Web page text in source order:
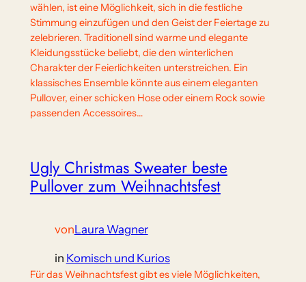
wählen, ist eine Möglichkeit, sich in die festliche
Stimmung einzufügen und den Geist der Feiertage zu
zelebrieren. Traditionell sind warme und elegante
Kleidungsstücke beliebt, die den winterlichen
Charakter der Feierlichkeiten unterstreichen. Ein
klassisches Ensemble könnte aus einem eleganten
Pullover, einer schicken Hose oder einem Rock sowie
passenden Accessoires…
Ugly Christmas Sweater beste
Pullover zum Weihnachtsfest
vonLaura Wagner
in Komisch und Kurios
Für das Weihnachtsfest gibt es viele Möglichkeiten,